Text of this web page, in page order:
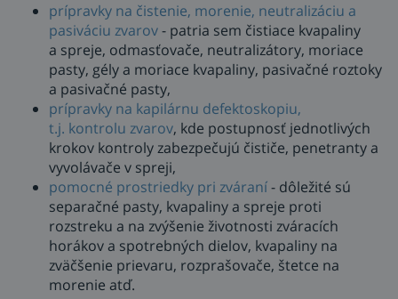
prípravky na čistenie, morenie, neutralizáciu a
pasiváciu zvarov- patria sem čistiace kvapaliny
a spreje, odmasťovače, neutralizátory, moriace
pasty, gély a moriace kvapaliny, pasivačné roztoky
a pasivačné pasty,
prípravky na kapilárnu defektoskopiu,
t.j. kontrolu zvarov, kde postupnosť jednotlivých
krokov kontroly zabezpečujú čističe, penetranty a
vyvolávače v spreji,
pomocné prostriedky pri zváraní- dôležité sú
separačné pasty, kvapaliny a spreje proti
rozstreku a na zvýšenie životnosti zváracích
horákov a spotrebných dielov, kvapaliny na
zväčšenie prievaru, rozprašovače, štetce na
morenie atď.